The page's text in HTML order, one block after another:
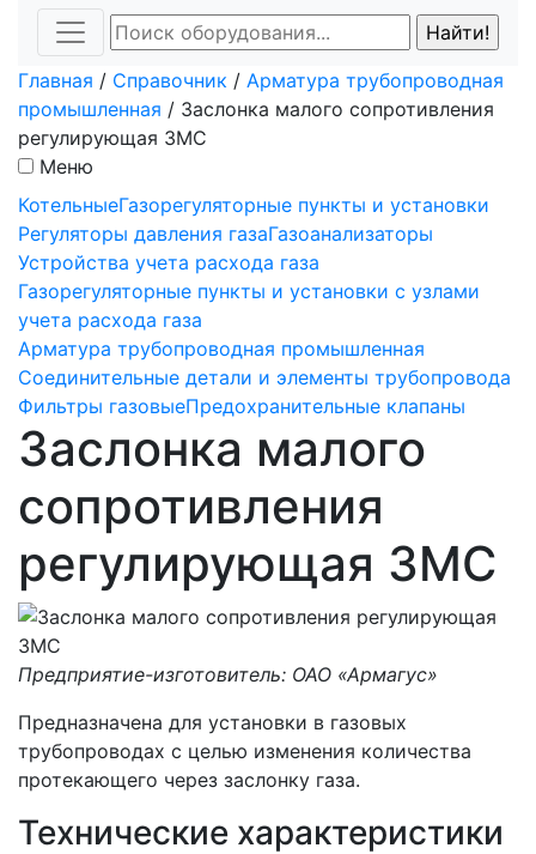
Главная / Справочник / Арматура трубопроводная
промышленная / Заслонка малого сопротивления
регулирующая ЗМС
Меню
КотельныеГазорегуляторные пункты и установки
Регуляторы давления газаГазоанализаторы
Устройства учета расхода газа
Газорегуляторные пункты и установки с узлами
учета расхода газа
Арматура трубопроводная промышленная
Соединительные детали и элементы трубопровода
Фильтры газовыеПредохранительные клапаны
Заслонка малого
сопротивления
регулирующая ЗМС
Предприятие-изготовитель: ОАО «Армагус»
Предназначена для установки в газовых
трубопроводах с целью изменения количества
протекающего через заслонку газа.
Технические характеристики